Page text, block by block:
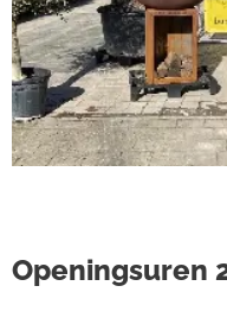
Openingsuren